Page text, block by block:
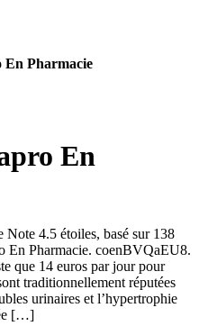
En Pharmacie
En
4.5 étoiles, basé sur 138
En Pharmacie. coenBVQaEU8.
que 14 euros par jour pour
traditionnellement réputées
urinaires et l’hypertrophie
[…]